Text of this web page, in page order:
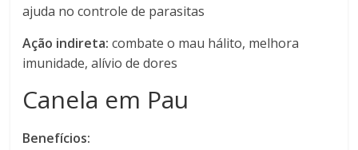
ajuda no controle de parasitas
Ação indireta: combate o mau hálito, melhora
imunidade, alívio de dores
Canela em Pau
Benefícios: